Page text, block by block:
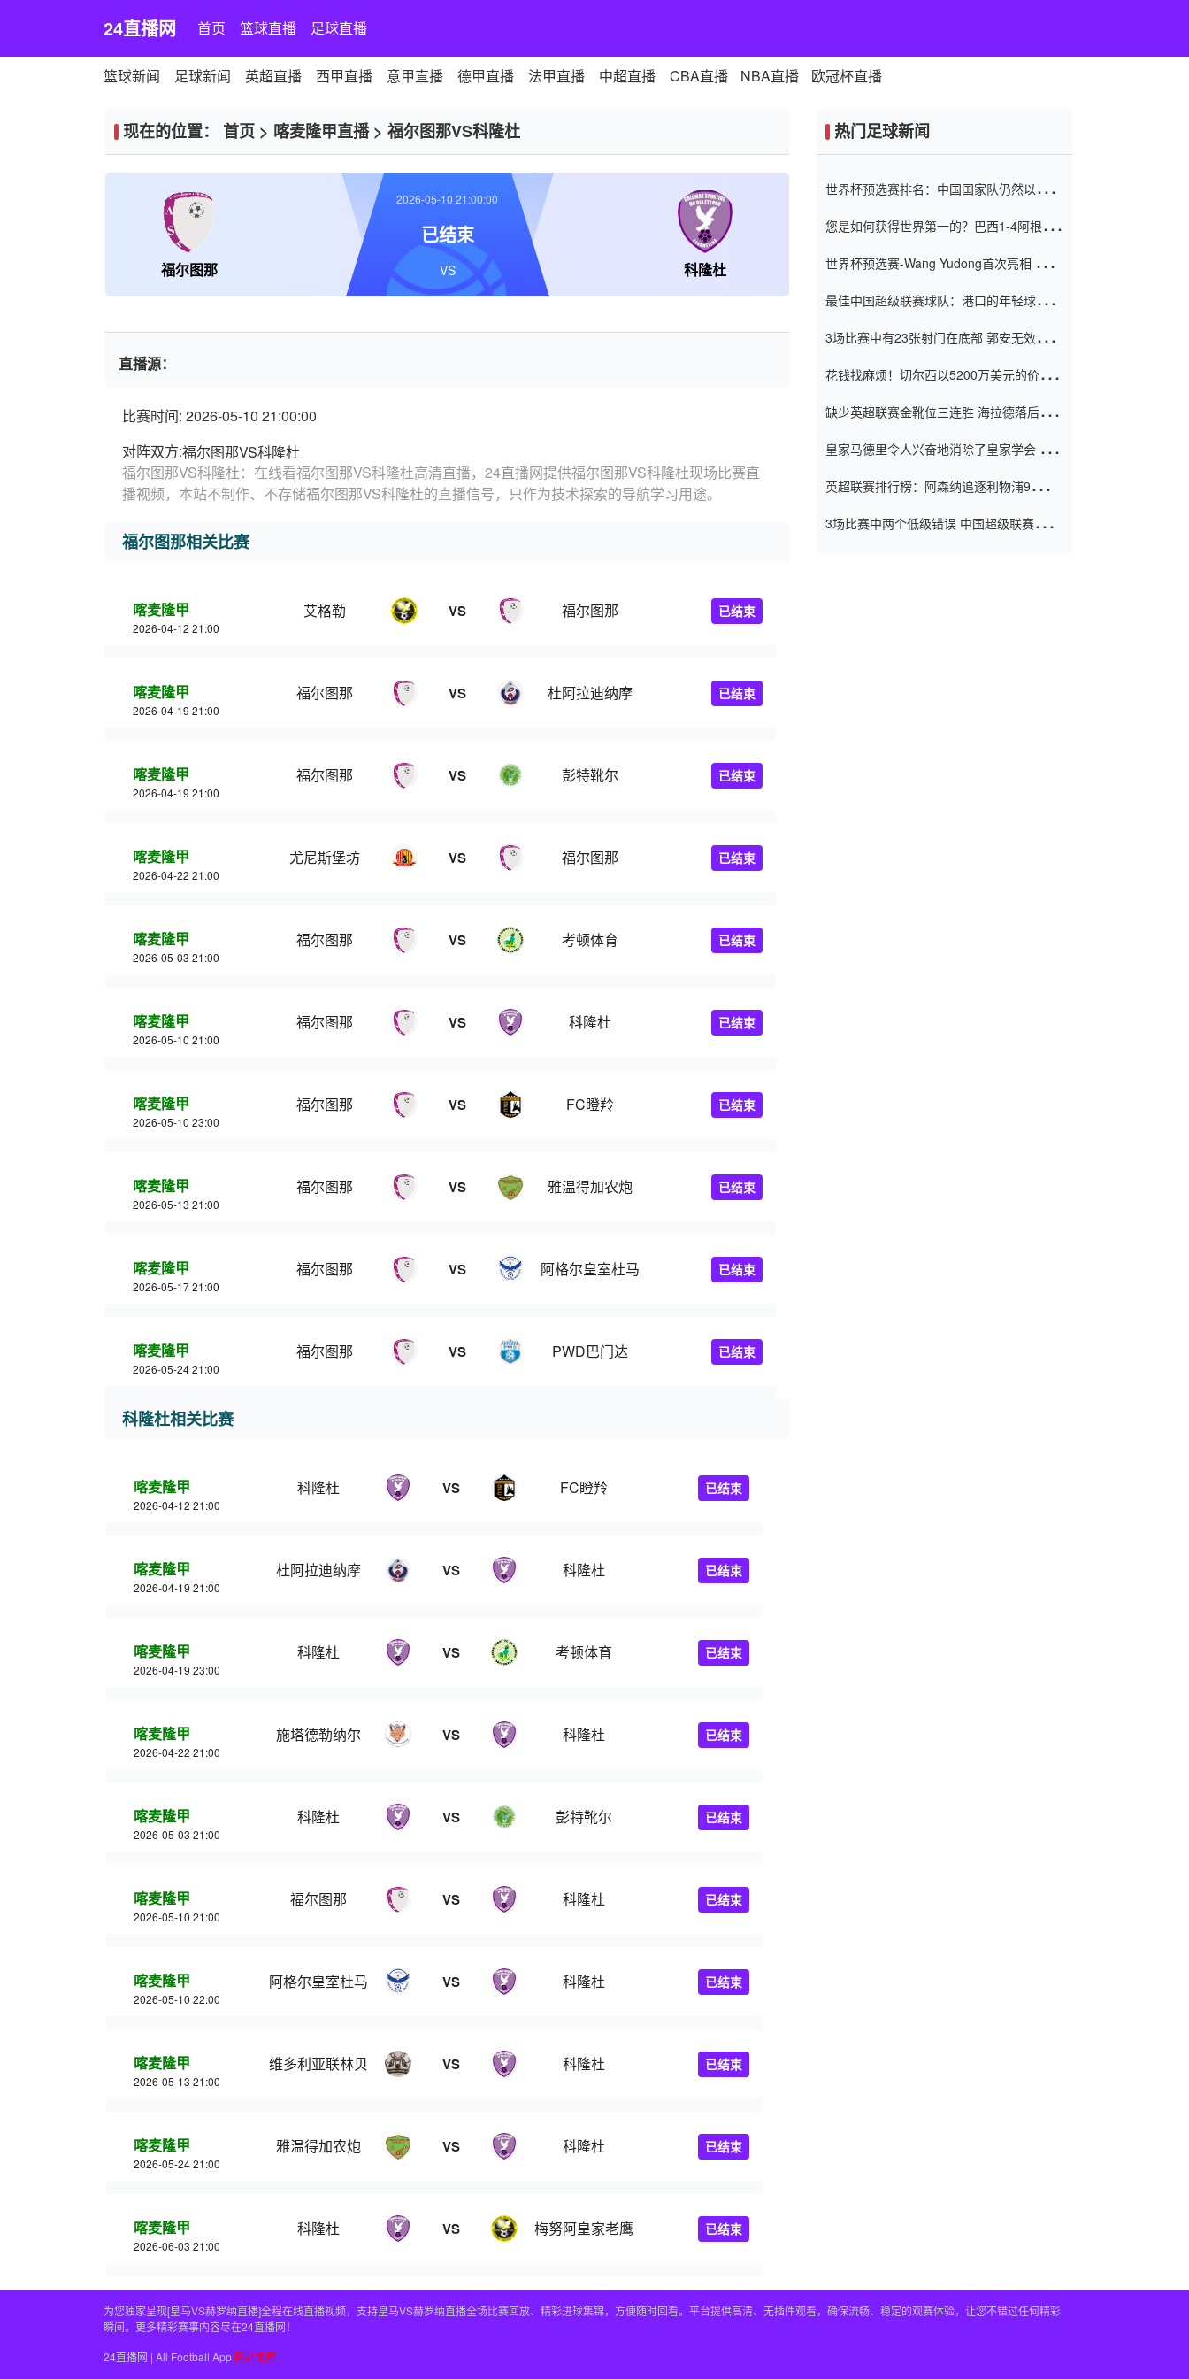
24直播网 首页 篮球直播 足球直播
篮球新闻 足球新闻 英超直播 西甲直播 意甲直播 德甲直播 法甲直播 中超直播 CBA直播 NBA直播 欧冠杯直播
现在的位置： 首页 > 喀麦隆甲直播> 福尔图那VS科隆杜
福尔图那 科隆杜
2026-05-10 21:00:00
已结束
VS
直播源：
比赛时间: 2026-05-10 21:00:00
对阵双方:福尔图那VS科隆杜
福尔图那VS科隆杜：在线看福尔图那VS科隆杜高清直播，24直播网提供福尔图那VS科隆杜现场比赛直
播视频，本站不制作、不存储福尔图那VS科隆杜的直播信号，只作为技术探索的导航学习用途。
福尔图那相关比赛
喀麦隆甲
2026-04-12 21:00
艾格勒 VS 福尔图那 已结束
喀麦隆甲
2026-04-19 21:00
福尔图那 VS 杜阿拉迪纳摩 已结束
喀麦隆甲
2026-04-19 21:00
福尔图那 VS 彭特靴尔 已结束
喀麦隆甲
2026-04-22 21:00
尤尼斯堡坊 VS 福尔图那 已结束
喀麦隆甲
2026-05-03 21:00
福尔图那 VS 考顿体育 已结束
喀麦隆甲
2026-05-10 21:00
福尔图那 VS 科隆杜 已结束
喀麦隆甲
2026-05-10 23:00
福尔图那 VS FC瞪羚 已结束
喀麦隆甲
2026-05-13 21:00
福尔图那 VS 雅温得加农炮 已结束
喀麦隆甲
2026-05-17 21:00
福尔图那 VS 阿格尔皇室杜马 已结束
喀麦隆甲
2026-05-24 21:00
福尔图那 VS PWD巴门达 已结束
科隆杜相关比赛
喀麦隆甲
2026-04-12 21:00
科隆杜 VS FC瞪羚 已结束
喀麦隆甲
2026-04-19 21:00
杜阿拉迪纳摩 VS 科隆杜 已结束
喀麦隆甲
2026-04-19 23:00
科隆杜 VS 考顿体育 已结束
喀麦隆甲
2026-04-22 21:00
施塔德勒纳尔 VS 科隆杜 已结束
喀麦隆甲
2026-05-03 21:00
科隆杜 VS 彭特靴尔 已结束
喀麦隆甲
2026-05-10 21:00
福尔图那 VS 科隆杜 已结束
喀麦隆甲
2026-05-10 22:00
阿格尔皇室杜马 VS 科隆杜 已结束
喀麦隆甲
2026-05-13 21:00
维多利亚联林贝 VS 科隆杜 已结束
喀麦隆甲
2026-05-24 21:00
雅温得加农炮 VS 科隆杜 已结束
喀麦隆甲
2026-06-03 21:00
科隆杜 VS 梅努阿皇家老鹰 已结束
热门足球新闻
世界杯预选赛排名：中国国家队仍然以6分
您是如何获得世界第一的？巴西1-4阿根
世界杯预选赛-Wang Yudong首次亮相 中国
最佳中国超级联赛球队：港口的年轻球员在
（Taishan）
3场比赛中有23张射门在底部 郭安无效传球
花钱找麻烦！切尔西以5200万美元的价格
窗口
缺少英超联赛金靴位三连胜 海拉德落后6球
皇家马德里令人兴奋地消除了皇家学会 安
英超联赛排行榜：阿森纳追逐利物浦9分 曼
3场比赛中两个低级错误 中国超级联赛的前
为您独家呈现[皇马VS赫罗纳直播]全程在线直播视频，支持皇马VS赫罗纳直播全场比赛回放、精彩进球集锦，方便随时回看。平台提供高清、无插件观看，确保流畅、稳定的观赛体验，让您不错过任何精彩
瞬间。更多精彩赛事内容尽在24直播网！
24直播网 | All Football App 网站地图